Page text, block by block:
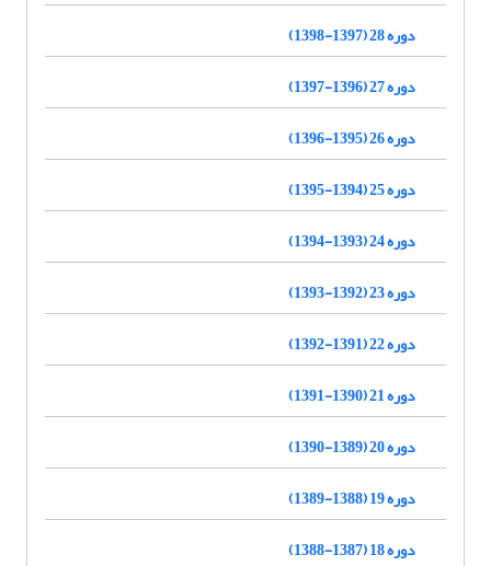
دوره 28 (1397-1398)
دوره 27 (1396-1397)
دوره 26 (1395-1396)
دوره 25 (1394-1395)
دوره 24 (1393-1394)
دوره 23 (1392-1393)
دوره 22 (1391-1392)
دوره 21 (1390-1391)
دوره 20 (1389-1390)
دوره 19 (1388-1389)
دوره 18 (1387-1388)